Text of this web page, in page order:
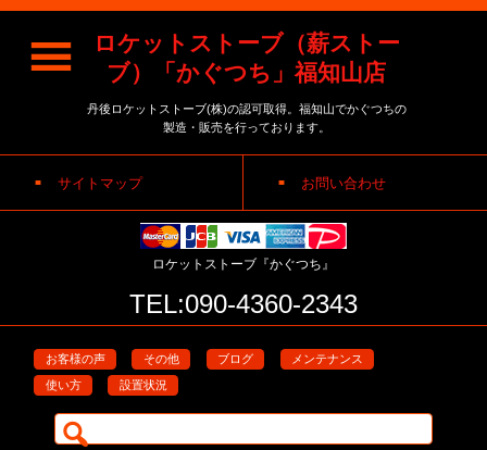
ロケットストーブ（薪ストー
ブ）「かぐつち」福知山店
丹後ロケットストーブ(株)の認可取得。福知山でかぐつちの
製造・販売を行っております。
サイトマップ お問い合わせ
ロケットストーブ『かぐつち』
TEL:090-4360-2343
お客様の声 その他 ブログ メンテナンス
使い方 設置状況
検
索: